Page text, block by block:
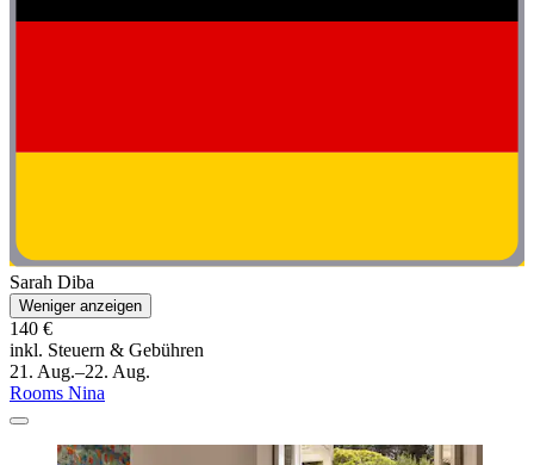
Sarah Diba
Weniger anzeigen
140 €
inkl. Steuern & Gebühren
21. Aug.–22. Aug.
Rooms Nina